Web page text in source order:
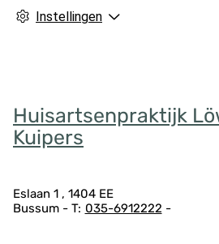
Instellingen
Huisartsenpraktijk
Kuipers
A
d
Eslaan 1
1404 EE
Bussum
035-6912222